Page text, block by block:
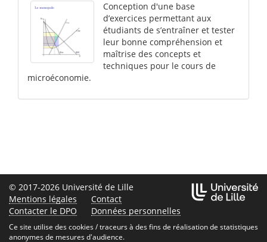
Conception d'une base
d’exercices permettant aux
étudiants de s’entraîner et tester
leur bonne compréhension et
maîtrise des concepts et
techniques pour le cours de
microéconomie.
© 2017-2026 Université de Lille
Mentions légales
Contact
Contacter le DPO
Données personnelles
Ce site utilise des cookies / traceurs à des fins de réalisation de statistiques
anonymes de mesures d'audience.